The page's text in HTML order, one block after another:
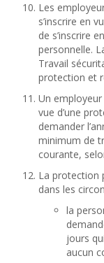
Les
s’inscrire en
de s’inscrire
personnelle.
Travail
protection et
Un
vue d’une
demander
minimum de
courante,
La protection
dans les
la
jours
aucun